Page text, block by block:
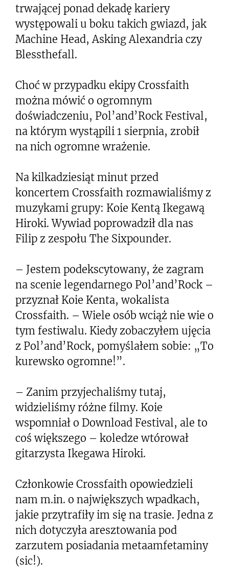
trwającej ponad dekadę kariery
występowali u boku takich gwiazd, jak
Machine Head, Asking Alexandria czy
Blessthefall.
Choć w przypadku ekipy Crossfaith
można mówić o ogromnym
doświadczeniu, Pol’and’Rock Festival,
na którym wystąpili 1 sierpnia, zrobił
na nich ogromne wrażenie.
Na kilkadziesiąt minut przed
koncertem Crossfaith rozmawialiśmy z
muzykami grupy: Koie Kentą Ikegawą
Hiroki. Wywiad poprowadził dla nas
Filip z zespołu The Sixpounder.
– Jestem podekscytowany, że zagram
na scenie legendarnego Pol’and’Rock –
przyznał Koie Kenta, wokalista
Crossfaith. – Wiele osób wciąż nie wie o
tym festiwalu. Kiedy zobaczyłem ujęcia
z Pol’and’Rock, pomyślałem sobie: „To
kurewsko ogromne!”.
– Zanim przyjechaliśmy tutaj,
widzieliśmy różne filmy. Koie
wspomniał o Download Festival, ale to
coś większego – koledze wtórował
gitarzysta Ikegawa Hiroki.
Członkowie Crossfaith opowiedzieli
nam m.in. o największych wpadkach,
jakie przytrafiły im się na trasie. Jedna z
nich dotyczyła aresztowania pod
zarzutem posiadania metaamfetaminy
(sic!).